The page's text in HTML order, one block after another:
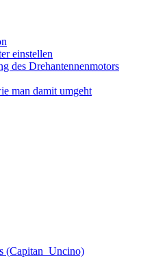
einstellen
des Drehantennenmotors
man damit umgeht
(Capitan_Uncino)